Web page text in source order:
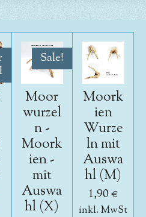
Sale!
Moor
wurzel
n -
Moork
ien -
mit
Auswa
hl (X)
Moork
ien
Wurze
ln mit
Auswa
hl (M)
1,90 €
inkl. MwSt